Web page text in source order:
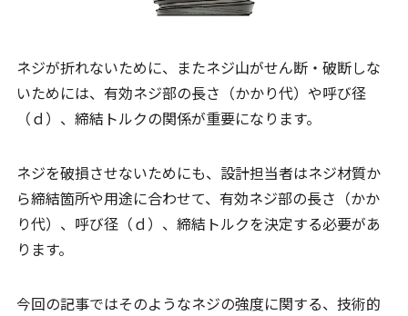
ネジが折れないために、またネジ山がせん断・破断しな
いためには、有効ネジ部の長さ（かかり代）や呼び径
（ｄ）、締結トルクの関係が重要になります。
ネジを破損させないためにも、設計担当者はネジ材質か
ら締結箇所や用途に合わせて、有効ネジ部の長さ（かか
り代）、呼び径（ｄ）、締結トルクを決定する必要があ
ります。
今回の記事ではそのようなネジの強度に関する、技術的